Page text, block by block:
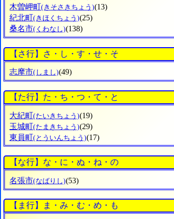
木曽岬町(きそさきちょう)(13)
紀北町(きほくちょう)(25)
桑名市(くわなし)(138)
【さ行】さ・し・す・せ・そ
志摩市(しまし)(49)
【た行】た・ち・つ・て・と
大紀町(たいきちょう)(19)
玉城町(たまきちょう)(29)
東員町(とういんちょう)(17)
【な行】な・に・ぬ・ね・の
名張市(なばりし)(53)
【ま行】ま・み・む・め・も